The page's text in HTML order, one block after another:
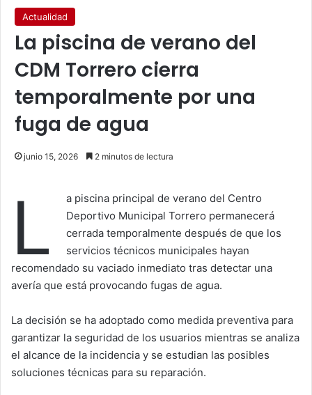
Actualidad
La piscina de verano del
CDM Torrero cierra
temporalmente por una
fuga de agua
junio 15, 2026 2 minutos de lectura
L
a piscina principal de verano del Centro
Deportivo Municipal Torrero permanecerá
cerrada temporalmente después de que los
servicios técnicos municipales hayan
recomendado su vaciado inmediato tras detectar una
avería que está provocando fugas de agua.
La decisión se ha adoptado como medida preventiva para
garantizar la seguridad de los usuarios mientras se analiza
el alcance de la incidencia y se estudian las posibles
soluciones técnicas para su reparación.